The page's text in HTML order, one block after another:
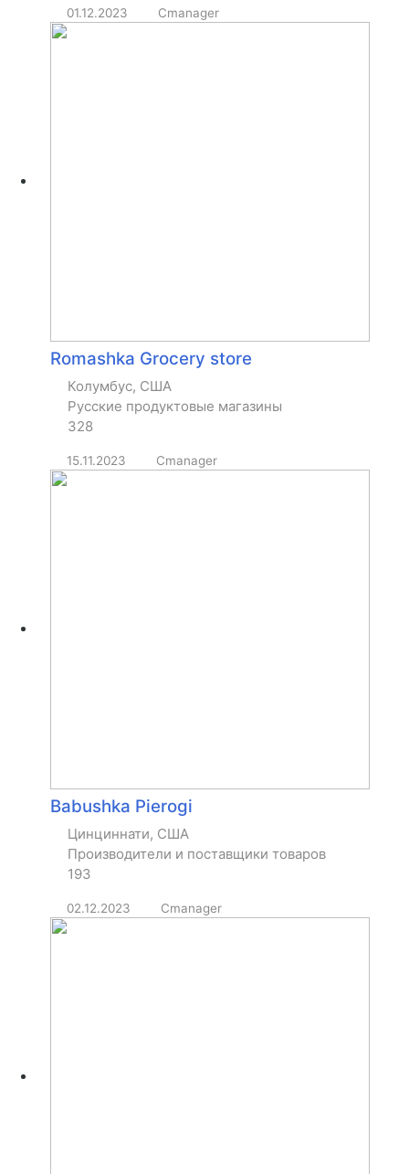
01.12.2023 Cmanager
Romashka Grocery store
Колумбус, США
Русские продуктовые магазины
328
15.11.2023 Cmanager
Babushka Pierogi
Цинциннати, США
Производители и поставщики товаров
193
02.12.2023 Cmanager